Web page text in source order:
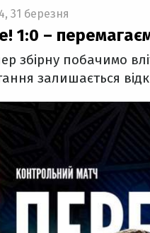
31 березня
1:0 –
збірну побачимо
залишається